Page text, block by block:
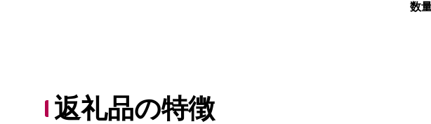
数
返礼品の特徴